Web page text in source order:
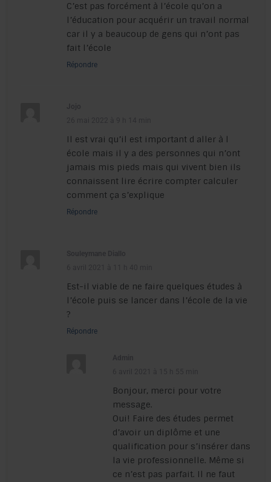
C’est pas forcément à l’école qu’on a
l’éducation pour acquérir un travail normal
car il y a beaucoup de gens qui n’ont pas
fait l’école
Répondre
Il est vrai qu’il est important d aller à l
école mais il y a des personnes qui n’ont
jamais mis pieds mais qui vivent bien ils
connaissent lire écrire compter calculer
comment ça s’explique
Répondre
Est-il viable de ne faire quelques études à
l’école puis se lancer dans l’école de la vie
?
Répondre
Bonjour, merci pour votre
message.
Oui! Faire des études permet
d’avoir un diplôme et une
qualification pour s’insérer dans
la vie professionnelle. Même si
ce n’est pas parfait. Il ne faut